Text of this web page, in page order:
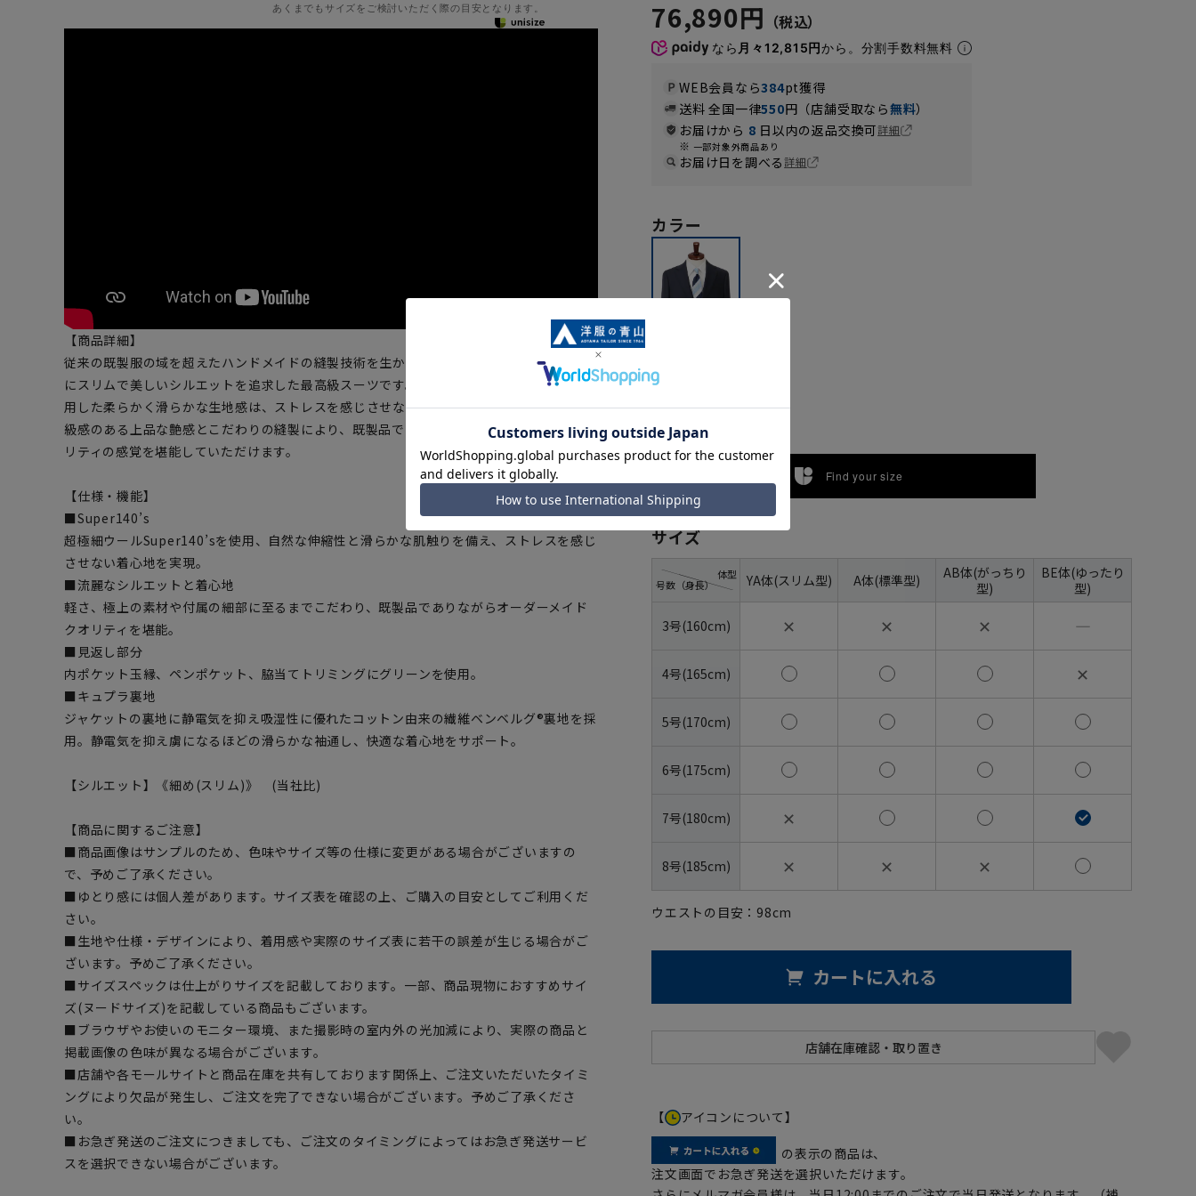
あくまでもサイズをご検討いただく際の目安となります。
【商品詳細】
従来の既製服の域を超えたハンドメイドの縫製技術を生かし、イタリアンクラシコを基調
にスリムで美しいシルエットを追求した最高級スーツです。超極細ウールSuper140’sを使
用した柔らかく滑らかな生地感は、ストレスを感じさせない快適な着用感を与えます。高
級感のある上品な艶感とこだわりの縫製により、既製品でありながらオーダーメイドクオ
リティの感覚を堪能していただけます。
【仕様・機能】
■Super140’s
超極細ウールSuper140’sを使用、自然な伸縮性と滑らかな肌触りを備え、ストレスを感じ
させない着心地を実現。
■流麗なシルエットと着心地
軽さ、極上の素材や付属の細部に至るまでこだわり、既製品でありながらオーダーメイド
クオリティを堪能。
■見返し部分
内ポケット玉縁、ペンポケット、脇当てトリミングにグリーンを使用。
■キュプラ裏地
ジャケットの裏地に静電気を抑え吸湿性に優れたコットン由来の繊維ベンベルグ®裏地を採
用。静電気を抑え虜になるほどの滑らかな袖通し、快適な着心地をサポート。
【シルエット】《細め(スリム)》 (当社比)
【商品に関するご注意】
■商品画像はサンプルのため、色味やサイズ等の仕様に変更がある場合がございますの
で、予めご了承ください。
■ゆとり感には個人差があります。サイズ表を確認の上、ご購入の目安としてご利用くだ
さい。
■生地や仕様・デザインにより、着用感や実際のサイズ表に若干の誤差が生じる場合がご
ざいます。予めご了承ください。
■サイズスペックは仕上がりサイズを記載しております。一部、商品現物におすすめサイ
ズ(ヌードサイズ)を記載している商品もございます。
■ブラウザやお使いのモニター環境、また撮影時の室内外の光加減により、実際の商品と
掲載画像の色味が異なる場合がございます。
■店舗や各モールサイトと商品在庫を共有しております関係上、ご注文いただいたタイミ
ングにより欠品が発生し、ご注文を完了できない場合がございます。予めご了承くださ
い。
■お急ぎ発送のご注文につきましても、ご注文のタイミングによってはお急ぎ発送サービ
スを選択できない場合がございます。
76,890円
なら 月々12,815円から。分割手数料無料
WEB会員なら384pt獲得
送料 全国一律550円（店舗受取なら無料）
お届けから 8 日以内の返品交換可詳細
一部対象外商品あり
お届け日を調べる詳細
カラー
Find your size
サイズ
号数（身長）
体型 YA体(スリム型) A体(標準型)
AB体(がっちり
型)
BE体(ゆったり
型)
3号(160cm) ✕ ✕ ✕ ―
4号(165cm) ✕
5号(170cm)
6号(175cm)
7号(180cm) ✕
8号(185cm) ✕ ✕ ✕
ウエストの目安： 98cm
カートに入れる
【 アイコンについて】
の表示の商品は、
注文画面でお急ぎ発送を選択いただけます。